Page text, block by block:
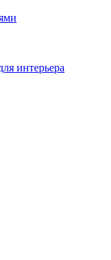
интерьера